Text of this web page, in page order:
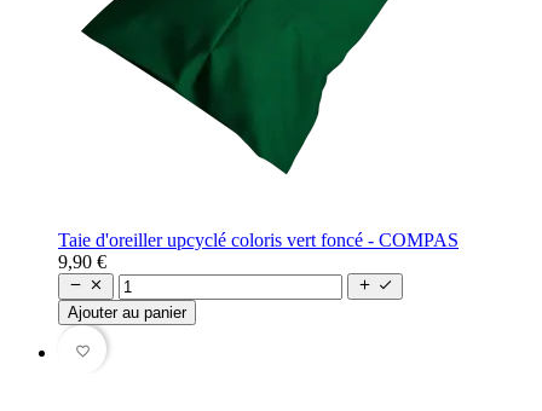
Taie d'oreiller upcyclé coloris vert foncé - COMPAS
9,90 €
   
Ajouter au panier
favorite_border